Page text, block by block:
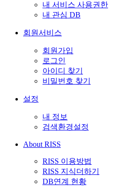
내 서비스 사용권한
내 관심 DB
회원서비스
회원가입
로그인
아이디 찾기
비밀번호 찾기
설정
내 정보
검색환경설정
About RISS
RISS 이용방법
RISS 지식더하기
DB연계 현황